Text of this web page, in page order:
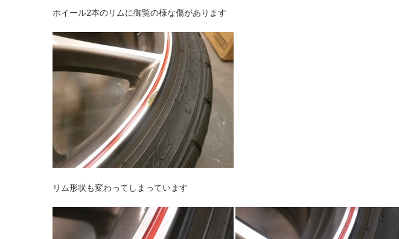
ホイール2本のリムに御覧の様な傷があります
リム形状も変わってしまっています